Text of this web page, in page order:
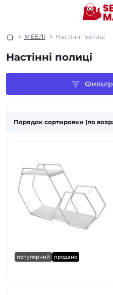
МЕБЛІ Настінні полиці
Настінні полиці
Фильтр
популярний продано